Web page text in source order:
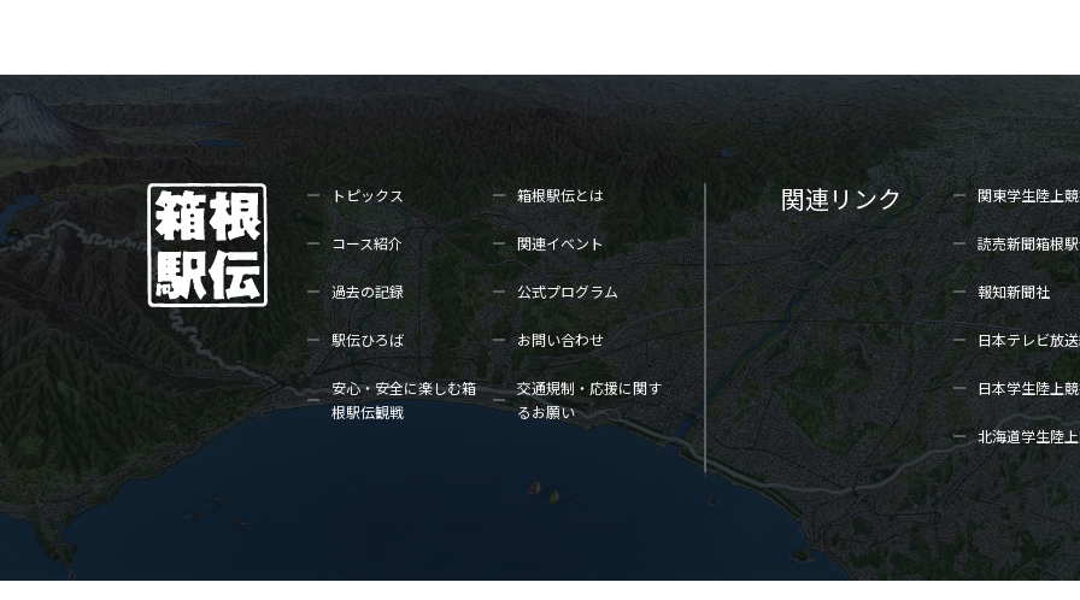
トピックス 箱根駅伝とは
コース紹介 関連イベント
過去の記録 公式プログラム
駅伝ひろば お問い合わせ
安心・安全に楽しむ箱
根駅伝観戦
交通規制・応援に関す
るお願い
関連リンク 関東学生陸上
読売新聞箱根
報知新聞社
日本テレビ放
日本学生陸上
北海道学生陸上